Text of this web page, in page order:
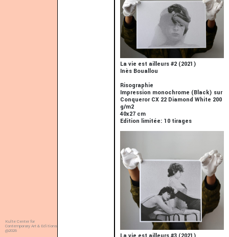
Kulte Center for
Contemporary Art & Editions
@2026
La vie est ailleurs #2 (2021)
Inès Bouallou
Risographie
Impression monochrome (Black) sur
Conqueror CX 22 Diamond White 200
g/m2
40x27 cm
Edition limitée: 10 tirages